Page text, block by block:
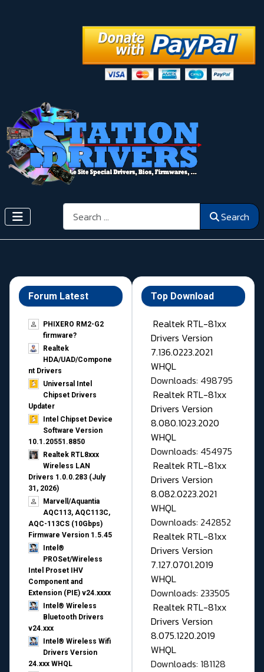
Search Search
Forum Latest
PHIXERO RM2-G2
firmware?
Realtek
HDA/UAD/Compone
nt Drivers
Universal Intel
Chipset Drivers
Updater​
Intel Chipset Device
Software Version
10.1.20551.8850
Realtek RTL8xxx
Wireless LAN
Drivers 1.0.0.283 (July
31, 2026)
Marvell/Aquantia
AQC113, AQC113C,
AQC-113CS (10Gbps)
Firmware Version 1.5.45
Intel®
PROSet/Wireless
Intel Proset IHV
Component and
Extension (PIE) v24.xxxx
Intel® Wireless
Bluetooth Drivers
v24.xxx
Intel® Wireless Wifi
Drivers Version
24.xxx WHQL
Top Download
Realtek RTL-81xx
Drivers Version
7.136.0223.2021
WHQL
Downloads: 498795
Realtek RTL-81xx
Drivers Version
8.080.1023.2020
WHQL
Downloads: 454975
Realtek RTL-81xx
Drivers Version
8.082.0223.2021
WHQL
Downloads: 242852
Realtek RTL-81xx
Drivers Version
7.127.0701.2019
WHQL
Downloads: 233505
Realtek RTL-81xx
Drivers Version
8.075.1220.2019
WHQL
Downloads: 181128